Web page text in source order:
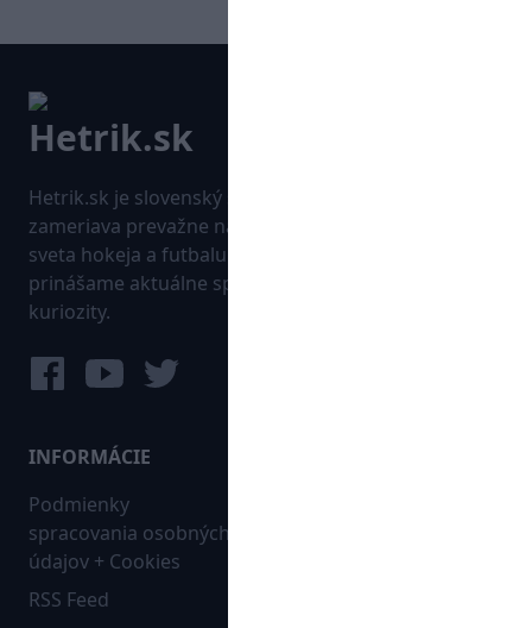
Hetrik.sk je slovenský športový portál, ktorý sa
zameriava prevažne na najnovšie informácie zo
sveta hokeja a futbalu. Pravidelne na dennej báze
prinášame aktuálne správy, góly, zaujímavosti a
kuriozity.
INFORMÁCIE
Podmienky
spracovania osobných
údajov + Cookies
RSS Feed